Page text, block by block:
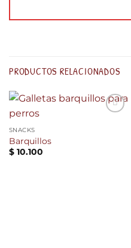
PRODUCTOS RELACIONADOS
SNACKS
Barquillos
$10.100